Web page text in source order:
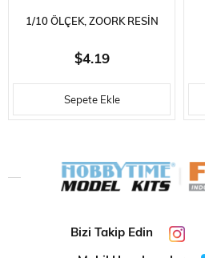
1/10 ÖLÇEK, ZOORK RESIN
BÜST-5 PARÇA
$4.19
Sepete Ekle
Bizi Takip Edin